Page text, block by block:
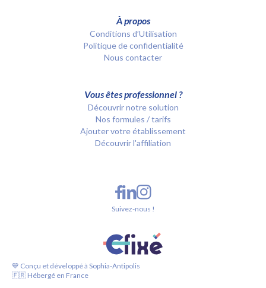
À propos
Conditions d’Utilisation
Politique de confidentialité
Nous contacter
Vous êtes professionnel ?
Découvrir notre solution
Nos formules / tarifs
Ajouter votre établissement
Découvrir l'affiliation
💙 Conçu et développé à Sophia-Antipolis
🇫🇷 Hébergé en France
Suivez-nous !